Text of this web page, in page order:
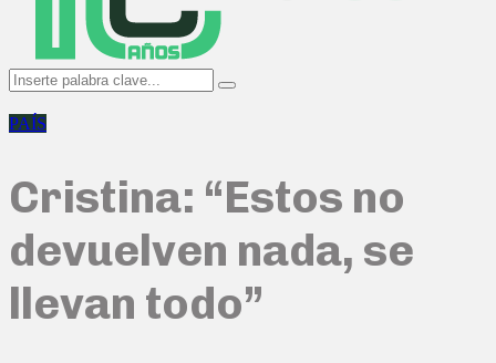
Search
for:
Search
PAÍS
Cristina: “Estos no
devuelven nada, se
llevan todo”